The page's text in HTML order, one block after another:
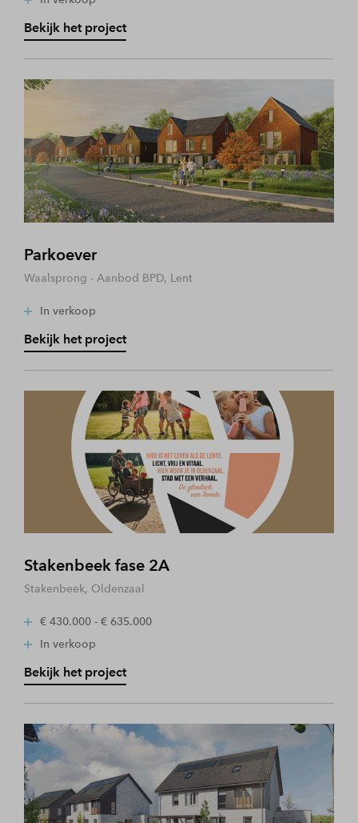
Bekijk het project
Parkoever
Waalsprong - Aanbod BPD, Lent
In verkoop
Bekijk het project
Stakenbeek fase 2A
Stakenbeek, Oldenzaal
€ 430.000 - € 635.000
In verkoop
Bekijk het project